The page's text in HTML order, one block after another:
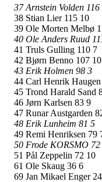
37 Arnstein Volden 116
38 Stian Lier 115 10
39 Ole Morten Melbø
40 Ole Anders Ruud
41 Truls Gulling 110 7
42 Bjørn Benno 107 10
43 Erik Holmen 98 3
44 Carl Henrik
45 Trond Harald Sand
46 Jørn Karlsen 83 9
47 Runar Austgarden
48 Erik Lunheim 81 5
49 Remi Henriksen 79
50 Frode KORSMO 72
51 Pål Zeppelin 72 10
61 Ole Skaug 36 6
69 Jan Mikael Enger